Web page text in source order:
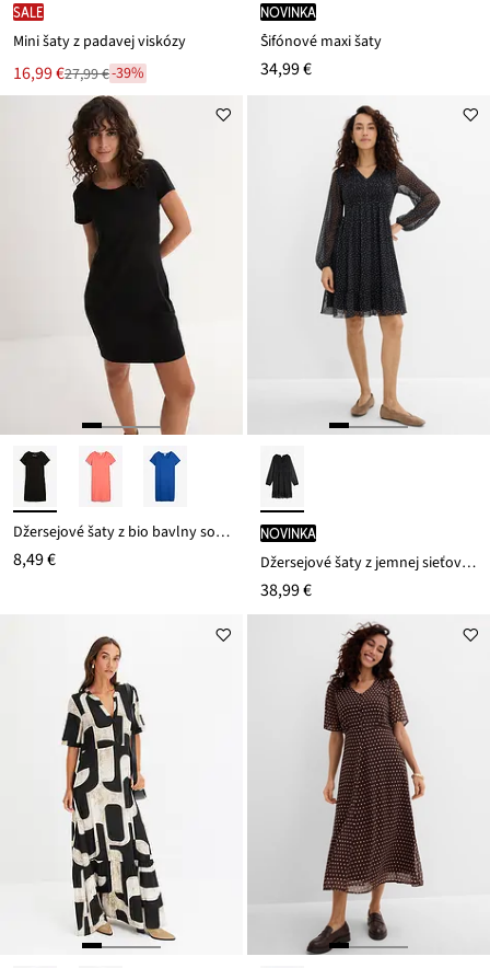
SALE
Mini šaty z padavej viskózy
Nová
cena
16,99 €
Zľava 27,99 €-39%
novinka
Šifónové maxi šaty
34,99 €
Džersejové šaty z bio bavlny so strečom
8,49 €
novinka
Džersejové šaty z jemnej sieťoviny
38,99 €